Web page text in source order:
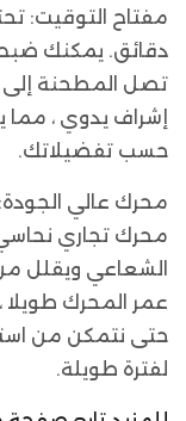
تصل المطحنة إلى
إشراف يدوي ، مما
حسب تفضيلاتك.
محرك عالي
محرك تجاري
الشعاعي ويقلل من
عمر المحرك طويلا
حتى نتمكن من
لفترة طويلة.